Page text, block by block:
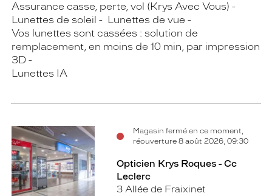
Assurance casse, perte, vol (Krys Avec Vous)
Lunettes de soleil
Lunettes de vue
Vos lunettes sont cassées : solution de
remplacement, en moins de 10 min, par impression
3D
Lunettes IA
Magasin fermé en ce moment,
réouverture 8 août 2026, 09:30
Opticien Krys Roques - Cc
Leclerc
3 Allée de Fraixinet